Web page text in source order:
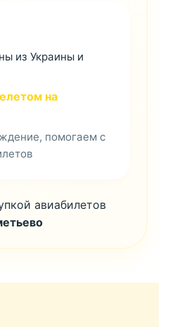
из Украины и
на
помогаем с
авиабилетов